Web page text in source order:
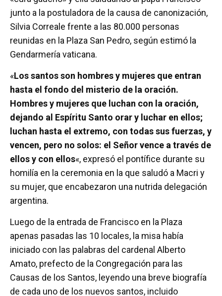
junto a la postuladora de la causa de canonización,
Silvia Correale frente a las 80.000 personas
reunidas en la Plaza San Pedro, según estimó la
Gendarmería vaticana.
«Los santos son hombres y mujeres que entran
hasta el fondo del misterio de la oración.
Hombres y mujeres que luchan con la oración,
dejando al Espíritu Santo orar y luchar en ellos;
luchan hasta el extremo, con todas sus fuerzas, y
vencen, pero no solos: el Señor vence a través de
ellos y con ellos«, expresó el pontífice durante su
homilía en la ceremonia en la que saludó a Macri y
su mujer, que encabezaron una nutrida delegación
argentina.
Luego de la entrada de Francisco en la Plaza
apenas pasadas las 10 locales, la misa había
iniciado con las palabras del cardenal Alberto
Amato, prefecto de la Congregación para las
Causas de los Santos, leyendo una breve biografía
de cada uno de los nuevos santos, incluido